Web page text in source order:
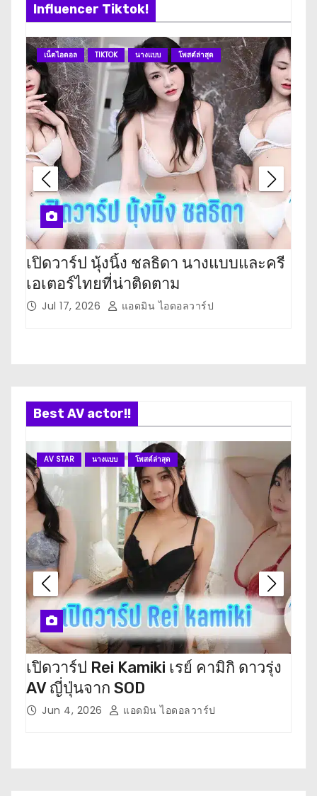
Influencer Tiktok!
เน็ตไอดอล TIKTOK นางแบบ โพสต์ล่าสุด
เปิดวาร์ป นุ้งนิ้ง ชลธิดา นางแบบและครี
เอเตอร์ไทยที่น่าติดตาม
Jul 17, 2026 แอดมิน ไอดอลวาร์ป
Best AV actor!!
AV STAR นางแบบ โพสต์ล่าสุด
เปิดวาร์ป Rei Kamiki เรย์ คามิกิ ดาวรุ่ง
AV ญี่ปุ่นจาก SOD
Jun 4, 2026 แอดมิน ไอดอลวาร์ป